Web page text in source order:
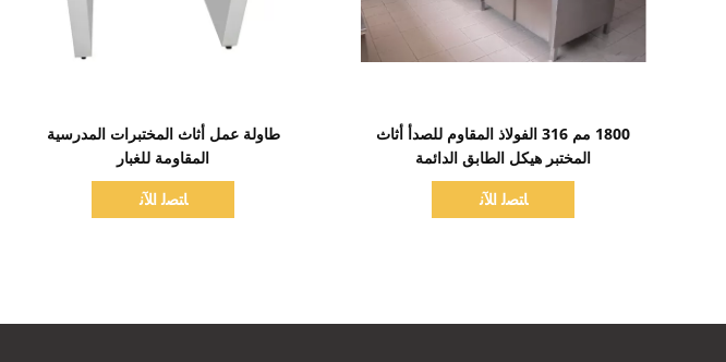
اظهر التفاصيل
طاولة عمل أثاث المختبرات المدرسية
المقاومة للغبار
ﺎﺘﺼﻟ ﺍﻶﻧ
1800 مم 316 الفولاذ المقاوم للصدأ أثاث
المختبر هيكل الطابق الدائمة
ﺎﺘﺼﻟ ﺍﻶﻧ